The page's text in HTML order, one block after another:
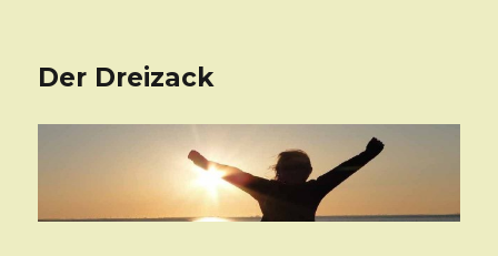
Der Dreizack